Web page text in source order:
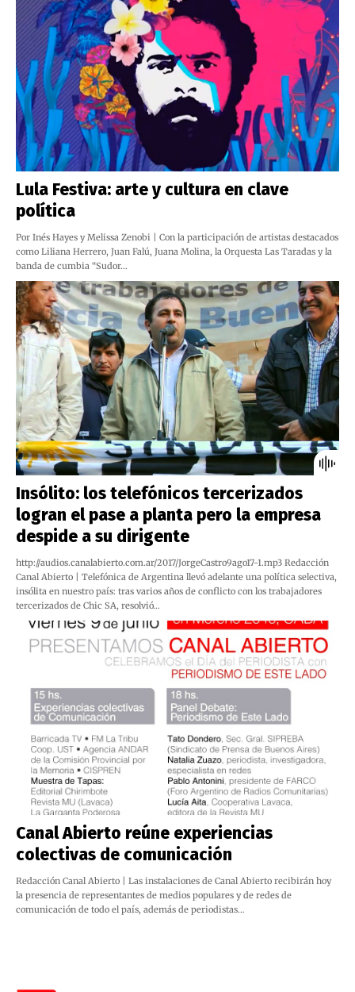
Lula Festiva: arte y cultura en clave
política
Por Inés Hayes y Melissa Zenobi | Con la participación de artistas destacados
como Liliana Herrero, Juan Falú, Juana Molina, la Orquesta Las Taradas y la
banda de cumbia “Sudor…
Insólito: los telefónicos tercerizados
logran el pase a planta pero la empresa
despide a su dirigente
http://audios.canalabierto.com.ar/2017/JorgeCastro9ago17-1.mp3 Redacción
Canal Abierto | Telefónica de Argentina llevó adelante una política selectiva,
insólita en nuestro país: tras varios años de conflicto con los trabajadores
tercerizados de Chic SA, resolvió…
Canal Abierto reúne experiencias
colectivas de comunicación
Redacción Canal Abierto | Las instalaciones de Canal Abierto recibirán hoy
la presencia de representantes de medios populares y de redes de
comunicación de todo el país, además de periodistas…